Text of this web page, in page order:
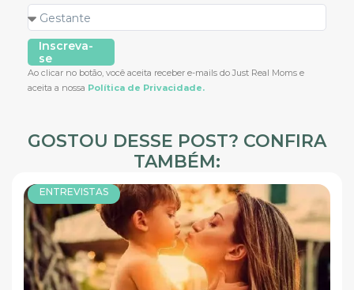
Inscreva-
se
Ao clicar no botão, você aceita receber e-mails do Just Real Moms e
aceita a nossa Política de Privacidade.
GOSTOU DESSE POST? CONFIRA
TAMBÉM:
ENTREVISTAS